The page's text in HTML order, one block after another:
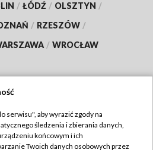
/ ŁÓDŹ / OLSZTYN /
/ RZESZÓW /
/ WROCŁAW
TVP
serwisu", aby wyrazić zgody na
śledzenia i zbierania danych,
końcowym i ich
Twoich danych osobowych przez